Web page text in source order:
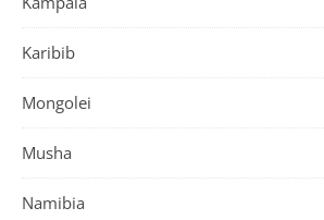
Karibib
Mongolei
Musha
Namibia